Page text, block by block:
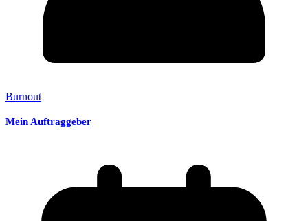
Burnout
Mein Auftraggeber